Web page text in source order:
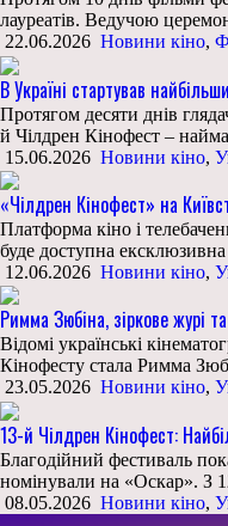
лауреатів. Ведучою
22.06.2026 Новини кіно,
В Україні стартував
Протягом десяти днів
й Чілдрен Кінофест –
15.06.2026 Новини кіно,
«Чілдрен Кінофест» на
Платформа кіно і
буде доступна
12.06.2026 Новини кіно,
Римма Зюбіна, зіркове журі
Відомі українські
Кінофесту стала Римма
23.05.2026 Новини кіно,
13-й Чілдрен Кінофест:
Благодійний фестиваль
номінували на «Оскар». З
08.05.2026 Новини кіно,